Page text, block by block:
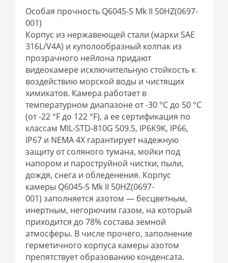
Особая прочность Q6045-S Mk II 50HZ(0697-
001)
Корпус из нержавеющей стали (марки SAE
316L/V4A) и куполообразный колпак из
прозрачного нейлона придают
видеокамере исключительную стойкость к
воздействию морской воды и чистящих
химикатов. Камера работает в
температурном диапазоне от -30 °C до 50 °C
(от -22 °F до 122 °F), а ее сертификация по
классам MIL-STD-810G 509.5, IP6K9K, IP66,
IP67 и NEMA 4X гарантирует надежную
защиту от соляного тумана, мойки под
напором и пароструйной чистки, пыли,
дождя, снега и обледенения. Корпус
камеры Q6045-S Mk II 50HZ(0697-
001) заполняется азотом — бесцветным,
инертным, негорючим газом, на который
приходится до 78% состава земной
атмосферы. В числе прочего, заполнение
герметичного корпуса камеры азотом
препятствует образованию конденсата.